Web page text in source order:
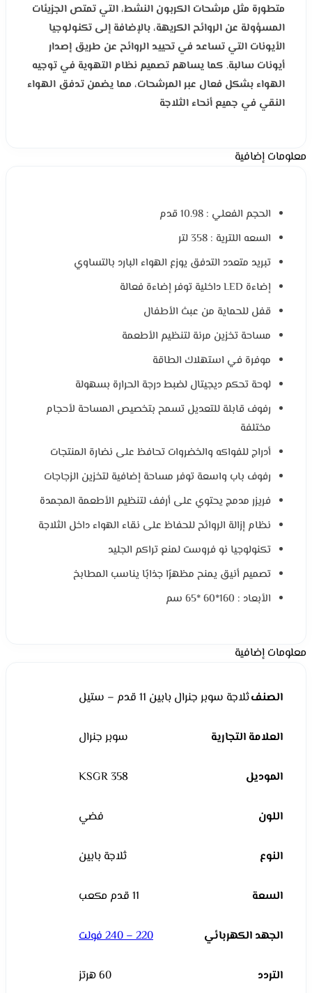
متطورة مثل مرشحات الكربون النشط، التي تمتص الجزيئات
المسؤولة عن الروائح الكريهة، بالإضافة إلى تكنولوجيا
الأيونات التي تساعد في تحييد الروائح عن طريق إصدار
أيونات سالبة. كما يساهم تصميم نظام التهوية في توجيه
الهواء بشكل فعال عبر المرشحات، مما يضمن تدفق الهواء
النقي في جميع أنحاء الثلاجة
معلومات إضافية
الحجم الفعلي : 10.98 قدم
السعه اللترية : 358 لتر
تبريد متعدد التدفق يوزع الهواء البارد بالتساوي
إضاءة LED داخلية توفر إضاءة فعالة
قفل للحماية من عبث الأطفال
مساحة تخزين مرنة لتنظيم الأطعمة
موفرة في استهلاك الطاقة
لوحة تحكم ديجيتال لضبط درجة الحرارة بسهولة
رفوف قابلة للتعديل تسمح بتخصيص المساحة لأحجام
مختلفة
أدراج للفواكه والخضروات تحافظ على نضارة المنتجات
رفوف باب واسعة توفر مساحة إضافية لتخزين الزجاجات
فريزر مدمج يحتوي على أرفف لتنظيم الأطعمة المجمدة
نظام إزالة الروائح للحفاظ على نقاء الهواء داخل الثلاجة
تكنولوجيا نو فروست لمنع تراكم الجليد
تصميم أنيق يمنح مظهرًا جذابًا يناسب المطابخ
الأبعاد : 160*60 *65 سم
معلومات إضافية
الصنفثلاجة سوبر جنرال بابين 11 قدم – ستيل
العلامة التجارية سوبر جنرال
الموديل KSGR 358
اللون فضي
النوع ثلاجة بابين
السعة 11 قدم مكعب
الجهد الكهربائي 220 – 240 فولت
التردد 60 هرتز